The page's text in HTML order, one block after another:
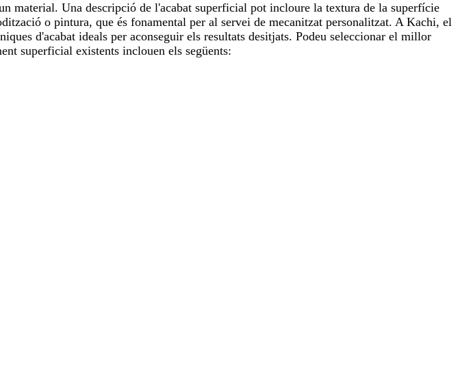
material. Una descripció de l'acabat superficial pot incloure la textura de la superfície
o pintura, que és fonamental per al servei de mecanitzat personalitzat. A Kachi, el
d'acabat ideals per aconseguir els resultats desitjats. Podeu seleccionar el millor
superficial existents inclouen els següents: